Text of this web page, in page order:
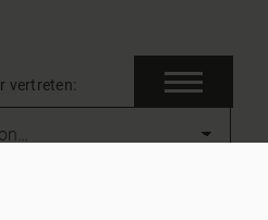
vertreten: